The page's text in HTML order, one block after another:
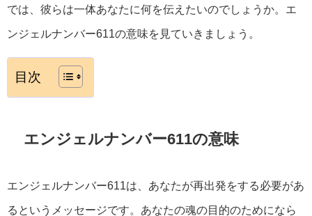
では、彼らは一体あなたに何を伝えたいのでしょうか。エ
ンジェルナンバー611の意味を見ていきましょう。
目次
エンジェルナンバー611の意味
エンジェルナンバー611は、あなたが再出発をする必要があ
るというメッセージです。あなたの魂の目的のためになら